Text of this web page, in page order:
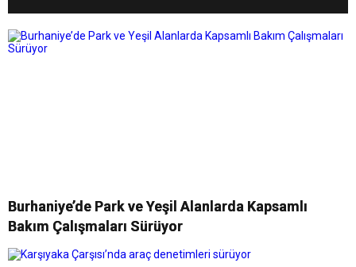
Burhaniye’de Park ve Yeşil Alanlarda Kapsamlı
Bakım Çalışmaları Sürüyor